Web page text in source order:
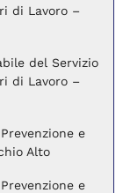
di Lavoro –
del Servizio
di Lavoro –
e
Alto
e